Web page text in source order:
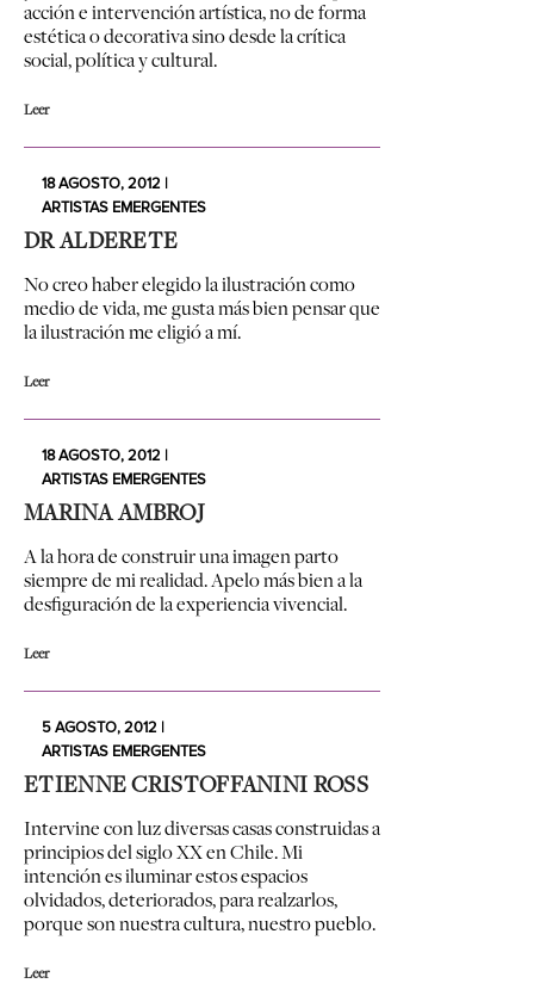
acción e intervención artística, no de forma
estética o decorativa sino desde la crítica
social, política y cultural.
Leer
18 AGOSTO, 2012 |
ARTISTAS EMERGENTES
DR ALDERETE
No creo haber elegido la ilustración como
medio de vida, me gusta más bien pensar que
la ilustración me eligió a mí.
Leer
18 AGOSTO, 2012 |
ARTISTAS EMERGENTES
MARINA AMBROJ
A la hora de construir una imagen parto
siempre de mi realidad. Apelo más bien a la
desfiguración de la experiencia vivencial.
Leer
5 AGOSTO, 2012 |
ARTISTAS EMERGENTES
ETIENNE CRISTOFFANINI ROSS
Intervine con luz diversas casas construidas a
principios del siglo XX en Chile. Mi
intención es iluminar estos espacios
olvidados, deteriorados, para realzarlos,
porque son nuestra cultura, nuestro pueblo.
Leer